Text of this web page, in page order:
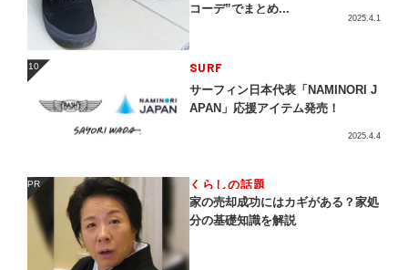
コーデ”でまとめ...
2025.4.1
10 SURF
サーフィン日本代表「NAMINORI J
APAN」応援アイテム発売！
2025.4.4
PR くらしの話題
家の売却成功にはカギがある？家処
分の基礎知識を解説